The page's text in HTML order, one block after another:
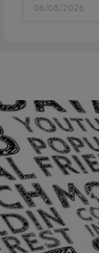
06/08/2026